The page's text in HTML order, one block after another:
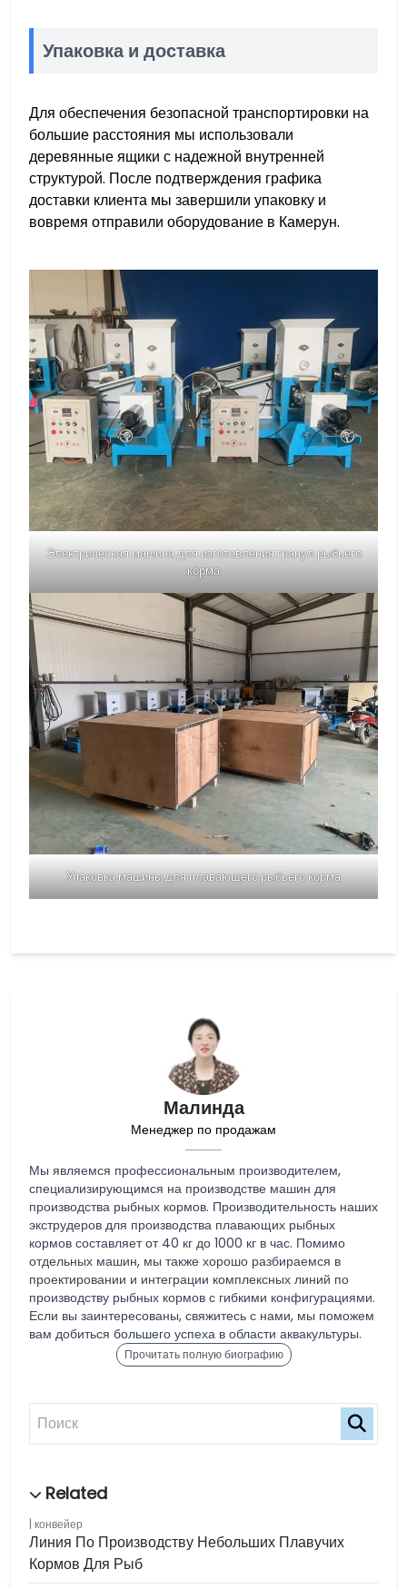
Малинда
Менеджер по продажам
Мы являемся профессиональным производителем,
специализирующимся на производстве машин для
производства рыбных кормов. Производительность наших
экструдеров для производства плавающих рыбных
кормов составляет от 40 кг до 1000 кг в час. Помимо
отдельных машин, мы также хорошо разбираемся в
проектировании и интеграции комплексных линий по
производству рыбных кормов с гибкими конфигурациями.
Если вы заинтересованы, свяжитесь с нами, мы поможем
вам добиться большего успеха в области аквакультуры.
Прочитать полную биографию
конвейер
Линия По Производству Небольших Плавучих
Кормов Для Рыб
Упаковка и доставка
Для обеспечения безопасной транспортировки на
большие расстояния мы использовали
деревянные ящики с надежной внутренней
структурой. После подтверждения графика
доставки клиента мы завершили упаковку и
вовремя отправили оборудование в Камерун.
Электрическая машина для изготовления гранул рыбьего
корма
Упаковка машины для плавающего рыбьего корма